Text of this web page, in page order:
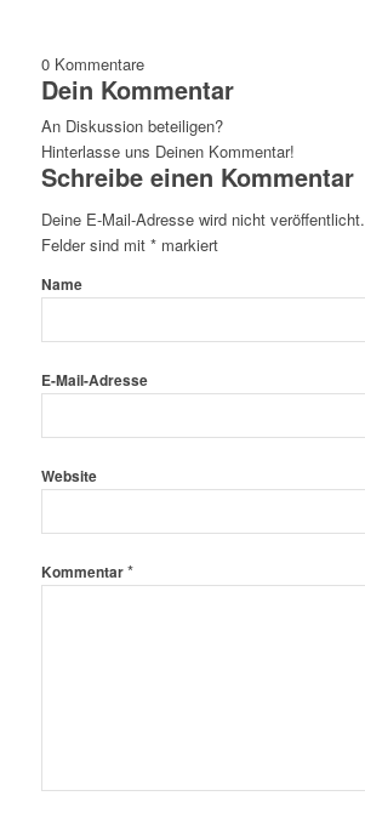
0 Kommentare
Dein Kommentar
An Diskussion beteiligen?
Hinterlasse uns Deinen Kommentar!
Schreibe einen Kommentar
Deine E-Mail-Adresse wird nicht veröffentlicht.
Felder sind mit *markiert
Name
E-Mail-Adresse
Website
Kommentar*